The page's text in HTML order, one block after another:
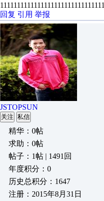
1111111111111111111111111111111
回复 引用 举报
JSTOPSUN
关注 私信
精华：0帖
求助：0帖
帖子：1帖 | 1491回
年度积分：0
历史总积分：1647
注册：2015年8月31日